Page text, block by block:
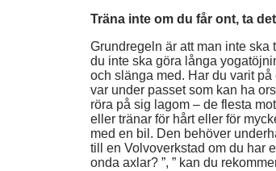
Träna inte om du får ont, ta
Grundregeln är att man inte
du inte ska göra långa
och slänga med. Har du varit
var under passet som kan ha
röra på sig lagom – de flesta
eller tränar för hårt eller för
med en bil. Den behöver
till en Volvoverkstad om du har
onda axlar? ”, ” kan du